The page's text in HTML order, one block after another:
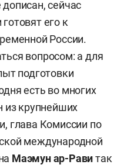
сейчас
его к
России.
вопросом: а для
подготовки
есть во многих
из крупнейших
глава Комиссии по
международной
Маэмун ар-Равитак